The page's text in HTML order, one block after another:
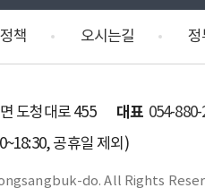
책 오시는길 정
도청대로 455 대표 054-
공휴일 제외)
do. All Rights